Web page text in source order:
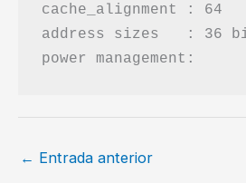
cache_alignment	: 64
address sizes	: 36 bits physical, 48 bits virtual
← Entrada anterior